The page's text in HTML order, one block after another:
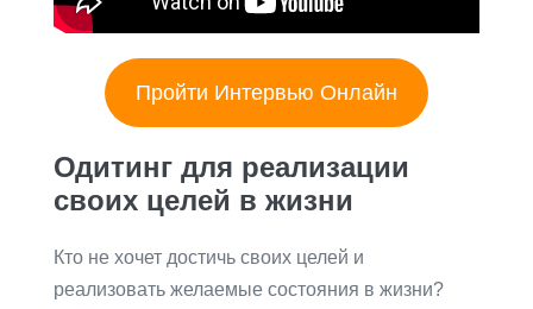
Пройти Интервью Онлайн
Одитинг для реализации
своих целей в жизни
Кто не хочет достичь своих целей и
реализовать желаемые состояния в жизни?